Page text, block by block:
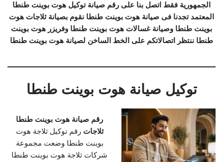
الجمهورية فقط اتصل بنا على رقم صيانة توكيل هوت بوينت طنطا
المعتمد تجدنا فى صيانة هوت بوينت طنطا نقوم بصيانة ثلاجات هوت
بوينت طنطا وصيانة غسالات هوت بوينت طنطا وفريزر هوت بوينت
طنطا ننتظر اتصالاتكم على الخط الساخن لصيانة هوت بوينت طنطا
توكيل صيانة هوت بوينت طنطا
رقم صيانة هوت بوينت طنطا
ثلاجات رقم توكيل ثلاجة هوت
بوينت طنطا وضعت مجموعة
شركات ثلاجة هوت بوينت طنطا